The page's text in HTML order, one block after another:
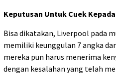
Keputusan Untuk Cuek
Bisa dikatakan, Liverpool pada
memiliki keunggulan 7 angka
mereka pun harus menerima
dengan kesalahan yang telah